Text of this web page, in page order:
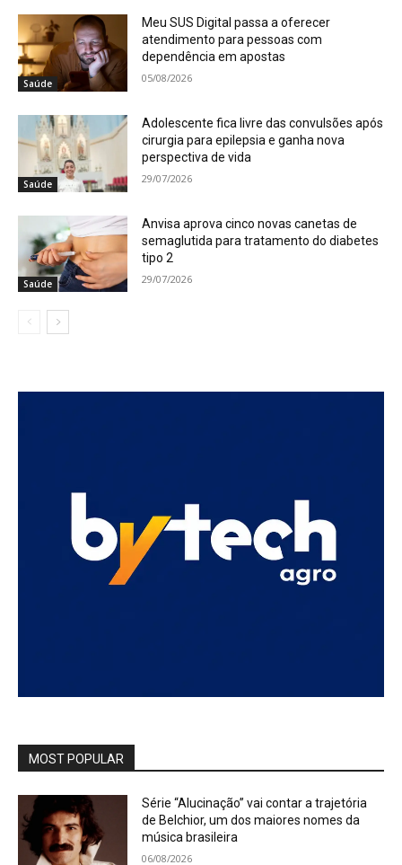
Saúde
Meu SUS Digital passa a oferecer
atendimento para pessoas com
dependência em apostas
05/08/2026
Saúde
Adolescente fica livre das convulsões após
cirurgia para epilepsia e ganha nova
perspectiva de vida
29/07/2026
Saúde
Anvisa aprova cinco novas canetas de
semaglutida para tratamento do diabetes
tipo 2
29/07/2026
MOST POPULAR
Série “Alucinação” vai contar a trajetória
de Belchior, um dos maiores nomes da
música brasileira
06/08/2026